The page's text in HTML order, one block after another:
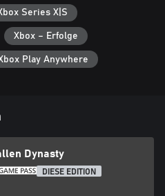
Series X|S
Xbox – Erfolge
Play Anywhere
Dynasty
DIESE EDITION